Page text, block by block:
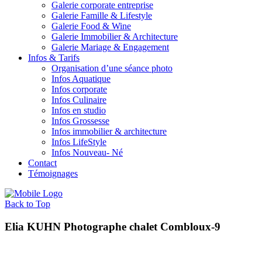
Galerie corporate entreprise
Galerie Famille & Lifestyle
Galerie Food & Wine
Galerie Immobilier & Architecture
Galerie Mariage & Engagement
Infos & Tarifs
Organisation d’une séance photo
Infos Aquatique
Infos corporate
Infos Culinaire
Infos en studio
Infos Grossesse
Infos immobilier & architecture
Infos LifeStyle
Infos Nouveau- Né
Contact
Témoignages
Back to Top
Elia KUHN Photographe chalet Combloux-9